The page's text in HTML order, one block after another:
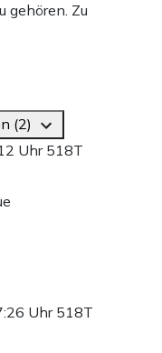
gehören. Zu
(2)
Uhr 518T
Uhr 518T